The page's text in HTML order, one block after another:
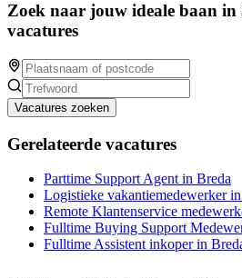
Zoek naar jouw ideale baan in
vacatures
Vacatures zoeken
Gerelateerde vacatures
Parttime Support Agent in Breda
Logistieke vakantiemedewerker
Remote Klantenservice
Fulltime Buying Support
Fulltime Assistent inkoper in